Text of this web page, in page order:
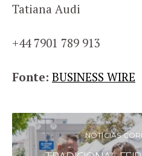
Tatiana Audi
+44 7901 789 913
Fonte: BUSINESS WIRE
NOTÍCIAS